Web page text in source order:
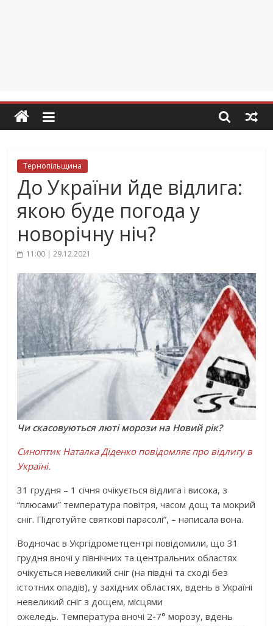
Тернопільщина
До України йде відлига:
якою буде погода у
новорічну ніч?
11:00 | 29.12.2021
Чи скасовуються люті морози на Новий рік?
Синоптик Наталка Діденко повідомляє про відлигу в
Україні.
31 грудня – 1 січня очікується відлига і висока, з
“плюсами” температура повітря, часом дощ та мокрий
сніг. Підготуйте святкові парасолі”, – написала вона.
Водночас в Укргідрометцентрі повідомили, що 31
грудня вночі у північних та центральних областях
очікується невеликий сніг (на півдні та сході без
істотних опадів), у західних областях, вдень в Україні
невеликий сніг з дощем, місцями
ожеледь. Температура вночі 2-7° морозу, вдень